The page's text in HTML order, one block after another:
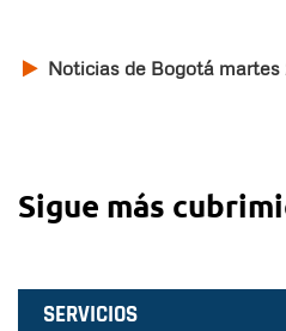
Noticias de Bogotá martes
Sigue más
SERVICIOS